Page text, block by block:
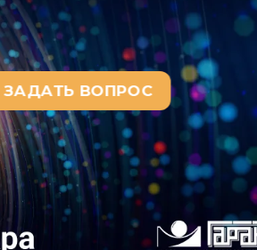
в соответствии с
абзацем 4 п.
принятие к учету вложений в
обеспечения
соотношениями ФК не
(КФО 5) по счету 101 00
казначейства от
был ранее образован
согласно документу о
кредиту счета 0 302 00 (смотрите